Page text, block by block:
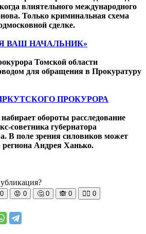
влиятельного международного
Только криминальная схема
сделке.
ВАШ НАЧАЛЬНИК»
Томской области
для обращения в Прокуратуру
ПРОКУРОРА
обороты расследование
советника губернатора
В поле зрения силовиков может
региона Андрея Ханько.
0 😡 0 🤔 0 🙈 0 🧘‍♀️ 0